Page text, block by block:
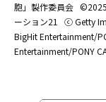
胞」製作委員会
ーション21 ⓒ Getty
BigHit Entertainment/
Entertainment/PONY